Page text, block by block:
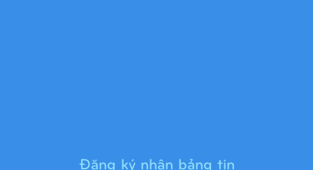
Đăng ký nhận bảng tin